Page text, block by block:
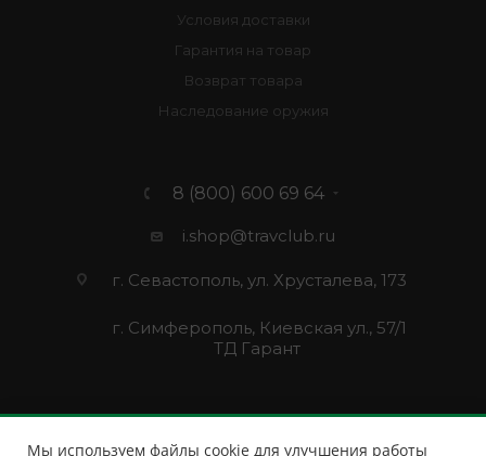
Условия доставки
Гарантия на товар
Возврат товара
Наследование оружия
8 (800) 600 69 64
i.shop@travclub.ru
г. Севастополь, ул. Хрусталева, 173
г. Симферополь, Киевская ул., 57/1
ТД Гарант
Мы используем файлы cookie для улучшения работы